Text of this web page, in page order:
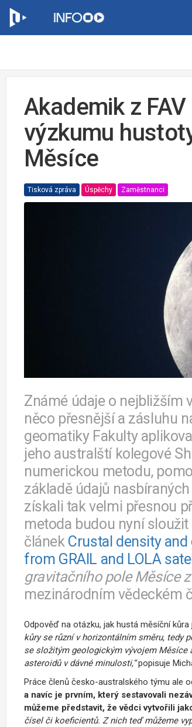
Akademik z
výzkumu
Měsíce
Tisková zpráva Úspěchy Zaměstnanci
Známé údaje o nejbližším
něco přesnější a zásluhu
geomatiky Fakulty
jeho australští kolegové
numerickou metodu,
základě údajů
získali tak velmi přesnou
metoda budou nyní
článek Crustal density
from GRAIL and LOLA
gravitačního pole Měsíce
mezinárodním vědeckém
Odpověď na otázku, jak hustá měsíční
kůry se různí v horizontálním směru, tedy
se složitým geologickým vývojem Měsíce
asteroidů v dávné minulosti,“popisuje
Práce členů česko-australského týmu ale
a navíc je prvním, který sestavovali
můžeme představit, že vědci vytvořili
čísel či koeficientů. Z nich teď můžeme